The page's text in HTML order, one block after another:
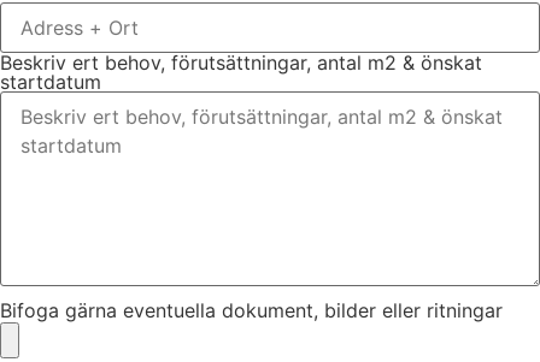
Beskriv ert behov, förutsättningar, antal m2 & önskat
startdatum
Bifoga gärna eventuella dokument, bilder eller ritningar